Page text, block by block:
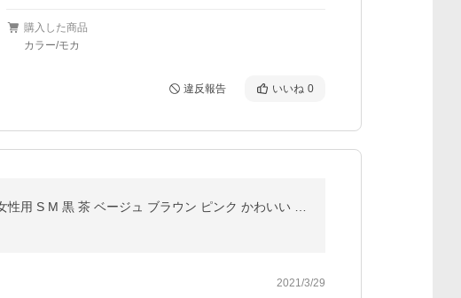
購入した商品
カラー/モカ
違反報告 いいね 0
2021/3/29